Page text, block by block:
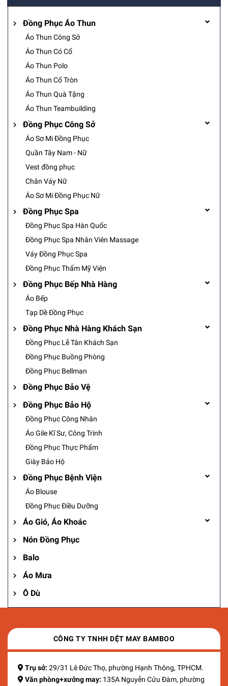
Đồng Phục Áo Thun
Áo Thun Công Sở
Áo Thun Có Cổ
Áo Thun Polo
Áo Thun Cổ Tròn
Áo Thun Quà Tặng
Áo Thun Teambuilding
Đồng Phục Công Sở
Áo Sơ Mi Đồng Phục
Quần Tây Nam - Nữ
Vest đồng phục
Chân Váy Nữ
Áo Sơ Mi Đồng Phục Nữ
Đồng Phục Spa
Đồng Phục Spa Hàn Quốc
Đồng Phục Spa Nhân Viên Massage
Váy Đồng Phục Spa
Đồng Phục Thẩm Mỹ Viện
Đồng Phục Bếp Nhà Hàng
Áo Bếp
Tạp Dề Đồng Phục
Đồng Phục Nhà Hàng Khách Sạn
Đồng Phục Lễ Tân Khách Sạn
Đồng Phục Buồng Phòng
Đồng Phục Bellman
Đồng Phục Bảo Vệ
Đồng Phục Bảo Hộ
Đồng Phục Công Nhân
Áo Gile Kĩ Sư, Công Trình
Đồng Phục Thực Phẩm
Giày Bảo Hộ
Đồng Phục Bệnh Viện
Áo Blouse
Đồng Phục Điều Dưỡng
Áo Gió, Áo Khoác
Nón Đồng Phục
Balo
Áo Mưa
Ô Dù
CÔNG TY TNHH DỆT MAY BAMBOO
Trụ sở: 29/31 Lê Đức Thọ, phường Hạnh Thông, TPHCM.
Văn phòng+xưởng may: 135A Nguyễn Cửu Đàm, phường